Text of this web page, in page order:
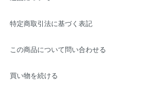
特定商取引法に基づく表記
この商品について問い合わせる
買い物を続ける